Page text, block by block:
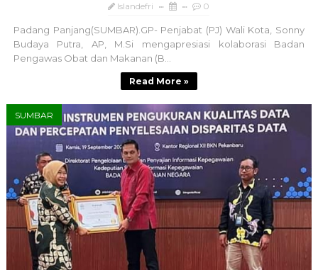
Islandefri 0
Padang Panjang(SUMBAR).GP- Penjabat (PJ) Wali Kota, Sonny
Budaya Putra, AP, M.Si mengapresiasi kolaborasi Badan
Pengawas Obat dan Makanan (B...
Read More »
SUMBAR